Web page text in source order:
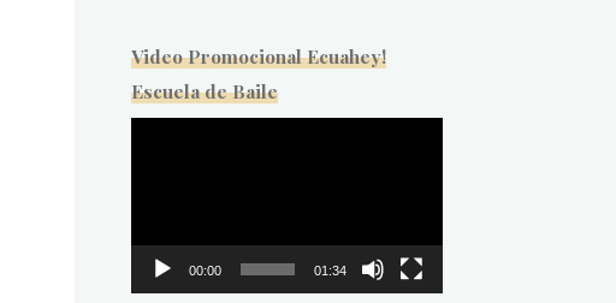
Video Promocional Ecuahey!
Escuela de Baile
00:00 01:34